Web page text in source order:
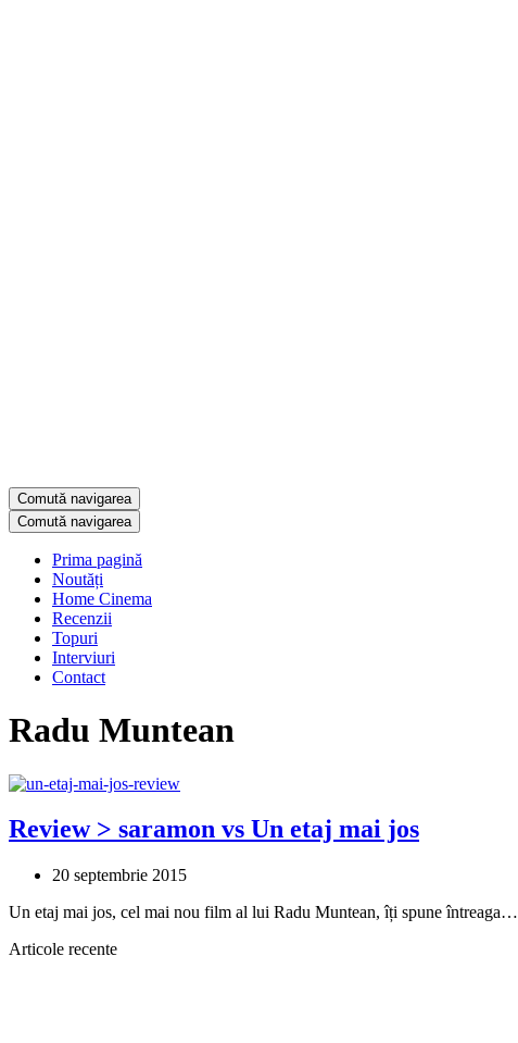
Comută navigarea
Comută navigarea
Prima pagină
Noutăți
Home Cinema
Recenzii
Topuri
Interviuri
Contact
Radu Muntean
Review > saramon vs Un etaj mai jos
20 septembrie 2015
Un etaj mai jos, cel mai nou film al lui Radu Muntean, îți spune întreaga…
Articole recente